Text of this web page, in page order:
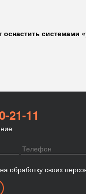
системами
21-11
на обработку своих